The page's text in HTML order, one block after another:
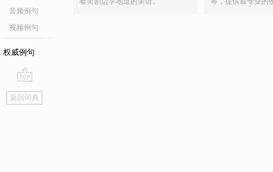
音频例句
视频例句
权威例句
go
top
返回词典